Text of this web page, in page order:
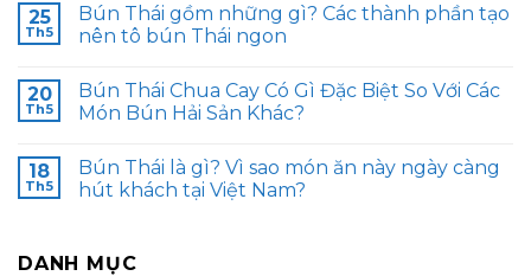
25
Th5
Bún Thái gồm những gì? Các thành phần tạo
nên tô bún Thái ngon
20
Th5
Bún Thái Chua Cay Có Gì Đặc Biệt So Với Các
Món Bún Hải Sản Khác?
18
Th5
Bún Thái là gì? Vì sao món ăn này ngày càng
hút khách tại Việt Nam?
DANH MỤC